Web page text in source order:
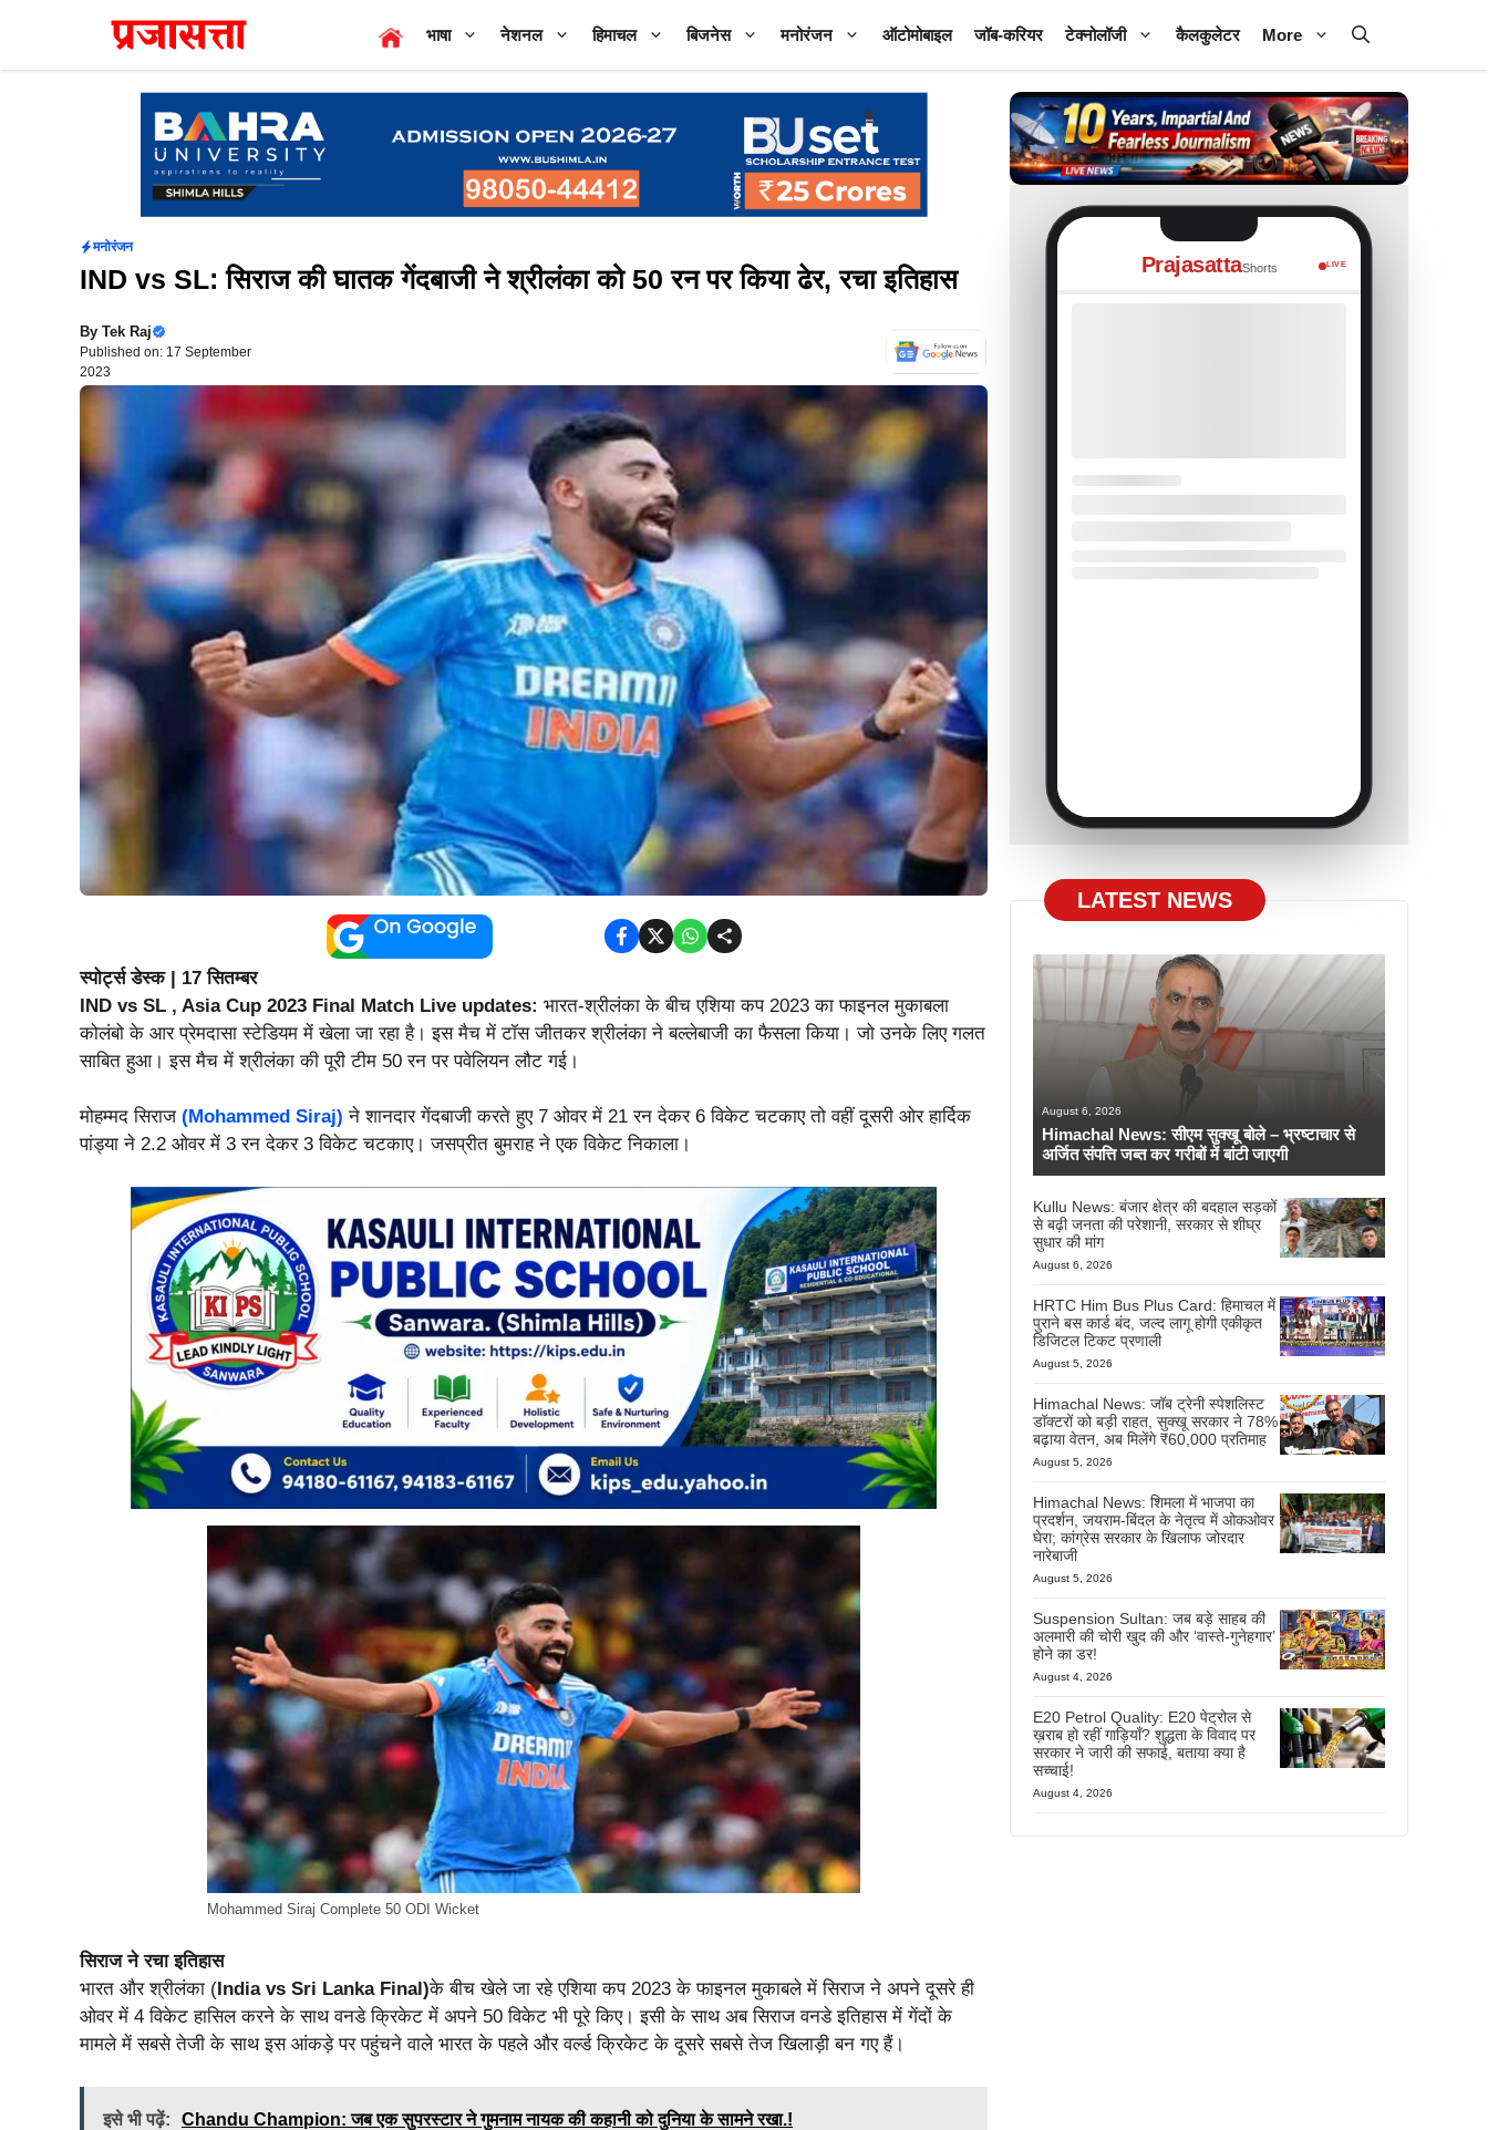
content
भाषा नेशनल हिमाचल बिजनेस मनोरंजन ऑटोमोबाइल जॉब-करियर टेक्नोलॉजी कैलकुलेटर More
मनोरंजन
IND vs SL: सिराज की घातक गेंदबाजी ने श्रीलंका को 50 रन पर किया ढेर, रचा इतिहास
By Tek Raj
Published on: 17 September
2023
स्पोर्ट्स डेस्क | 17 सितम्बर
IND vs SL , Asia Cup 2023 Final Match Live updates: भारत-श्रीलंका के बीच एशिया कप 2023 का फाइनल मुकाबला
कोलंबो के आर प्रेमदासा स्टेडियम में खेला जा रहा है। इस मैच में टॉस जीतकर श्रीलंका ने बल्लेबाजी का फैसला किया। जो उनके लिए गलत
साबित हुआ। इस मैच में श्रीलंका की पूरी टीम 50 रन पर पवेलियन लौट गई।
मोहम्मद सिराज (Mohammed Siraj) ने शानदार गेंदबाजी करते हुए 7 ओवर में 21 रन देकर 6 विकेट चटकाए तो वहीं दूसरी ओर हार्दिक
पांड्या ने 2.2 ओवर में 3 रन देकर 3 विकेट चटकाए। जसप्रीत बुमराह ने एक विकेट निकाला।
Mohammed Siraj Complete 50 ODI Wicket
सिराज ने रचा इतिहास
भारत और श्रीलंका (India vs Sri Lanka Final)के बीच खेले जा रहे एशिया कप 2023 के फाइनल मुकाबले में सिराज ने अपने दूसरे ही
ओवर में 4 विकेट हासिल करने के साथ वनडे क्रिकेट में अपने 50 विकेट भी पूरे किए। इसी के साथ अब सिराज वनडे इतिहास में गेंदों के
मामले में सबसे तेजी के साथ इस आंकड़े पर पहुंचने वाले भारत के पहले और वर्ल्ड क्रिकेट के दूसरे सबसे तेज खिलाड़ी बन गए हैं।
इसे भी पढ़ें: Chandu Champion: जब एक सुपरस्टार ने गुमनाम नायक की कहानी को दुनिया के सामने रखा.!
PrajasattaShorts LIVE
LATEST NEWS
August 6, 2026
Himachal News: सीएम सुक्खू बोले – भ्रष्टाचार से
अर्जित संपत्ति जब्त कर गरीबों में बांटी जाएगी
Kullu News: बंजार क्षेत्र की बदहाल सड़कों
से बढ़ी जनता की परेशानी, सरकार से शीघ्र
सुधार की मांग
August 6, 2026
HRTC Him Bus Plus Card: हिमाचल में
पुराने बस कार्ड बंद, जल्द लागू होगी एकीकृत
डिजिटल टिकट प्रणाली
August 5, 2026
Himachal News: जॉब ट्रेनी स्पेशलिस्ट
डॉक्टरों को बड़ी राहत, सुक्खू सरकार ने 78%
बढ़ाया वेतन, अब मिलेंगे ₹60,000 प्रतिमाह
August 5, 2026
Himachal News: शिमला में भाजपा का
प्रदर्शन, जयराम-बिंदल के नेतृत्व में ओकओवर
घेरा; कांग्रेस सरकार के खिलाफ जोरदार
नारेबाजी
August 5, 2026
Suspension Sultan: जब बड़े साहब की
अलमारी की चोरी खुद की और ‘वास्ते-गुनेहगार’
होने का डर!
August 4, 2026
E20 Petrol Quality: E20 पेट्रोल से
ख़राब हो रहीं गाड़ियाँ? शुद्धता के विवाद पर
सरकार ने जारी की सफाई, बताया क्या है
सच्चाई!
August 4, 2026